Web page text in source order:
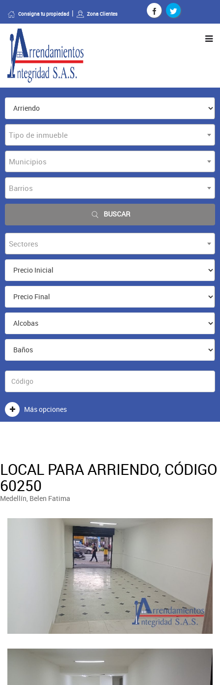
Consigna tu propiedad Zona Clientes
Tipo de inmueble
Municipios
Barrios
BUSCAR
Sectores
Más opciones
LOCAL PARA ARRIENDO, CÓDIGO
60250
Medellín, Belen Fatima